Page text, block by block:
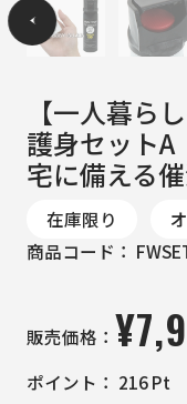
【一人暮ら
護身セットA
宅に備える
在庫限り
商品コード：
販売価格： ¥
ポイント： 216Pt